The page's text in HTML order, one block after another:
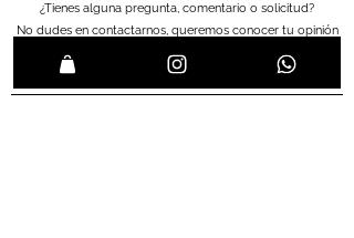
¿Tienes alguna pregunta, comentario o solicitud?
No dudes en contactarnos, queremos conocer tu opinión